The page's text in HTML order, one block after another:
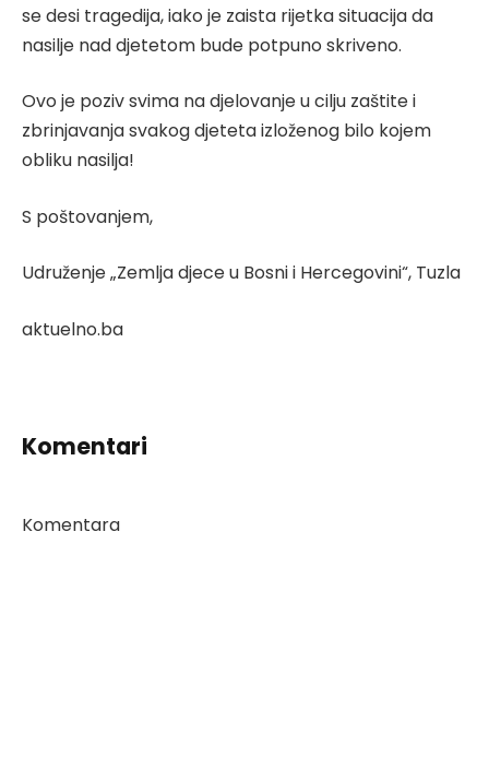
se desi tragedija, iako je zaista rijetka situacija da
nasilje nad djetetom bude potpuno skriveno.
Ovo je poziv svima na djelovanje u cilju zaštite i
zbrinjavanja svakog djeteta izloženog bilo kojem
obliku nasilja!
S poštovanjem,
Udruženje „Zemlja djece u Bosni i Hercegovini“, Tuzla
aktuelno.ba
Komentari
Komentara